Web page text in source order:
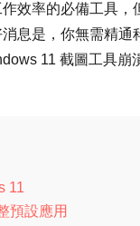
效率的必備工具，
息是，你無需精
11 截圖工具崩
11
預設應用